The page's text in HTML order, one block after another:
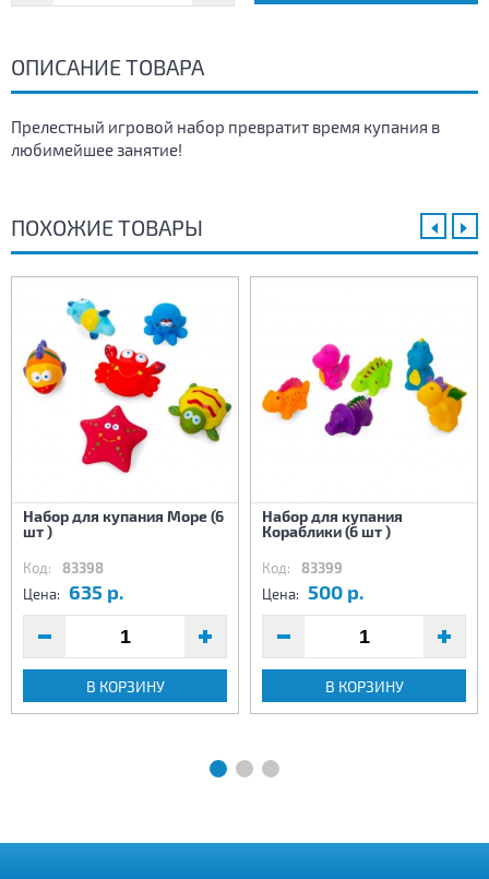
ОПИСАНИЕ ТОВАРА
Прелестный игровой набор превратит время купания в
любимейшее занятие!
ПОХОЖИЕ ТОВАРЫ
Набор для купания Море (6
шт )
Код: 83398
Цена: 635 р.
В КОРЗИНУ
Набор для купания
Кораблики (6 шт )
Код: 83399
Цена: 500 р.
В КОРЗИНУ